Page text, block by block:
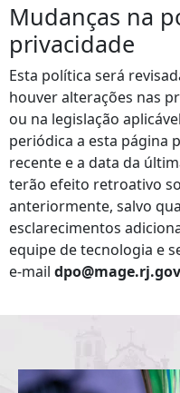
Mudanças na
privacidade
Esta política será
houver alterações nas
ou na legislação
periódica a esta página
recente e a data da
terão efeito retroativo
anteriormente, salvo
esclarecimentos
equipe de tecnologia e
e‑mail